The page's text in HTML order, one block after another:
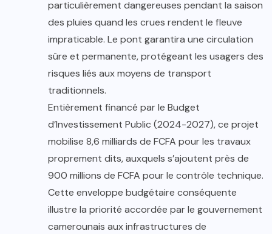
particulièrement dangereuses pendant la saison
des pluies quand les crues rendent le fleuve
impraticable. Le pont garantira une circulation
sûre et permanente, protégeant les usagers des
risques liés aux moyens de transport
traditionnels.
Entièrement financé par le Budget
d’Investissement Public (2024-2027), ce projet
mobilise 8,6 milliards de FCFA pour les travaux
proprement dits, auxquels s’ajoutent près de
900 millions de FCFA pour le contrôle technique.
Cette enveloppe budgétaire conséquente
illustre la priorité accordée par le gouvernement
camerounais aux infrastructures de